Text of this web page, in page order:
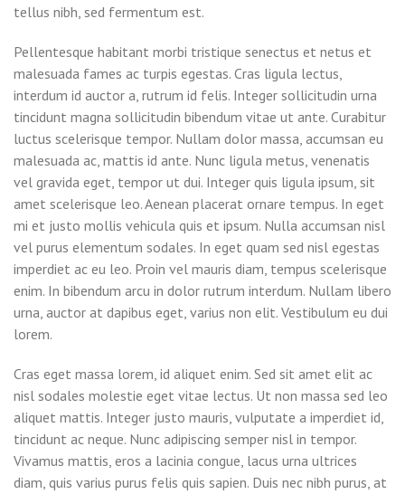
tellus nibh, sed fermentum est.
Pellentesque habitant morbi tristique senectus et netus et
malesuada fames ac turpis egestas. Cras ligula lectus,
interdum id auctor a, rutrum id felis. Integer sollicitudin urna
tincidunt magna sollicitudin bibendum vitae ut ante. Curabitur
luctus scelerisque tempor. Nullam dolor massa, accumsan eu
malesuada ac, mattis id ante. Nunc ligula metus, venenatis
vel gravida eget, tempor ut dui. Integer quis ligula ipsum, sit
amet scelerisque leo. Aenean placerat ornare tempus. In eget
mi et justo mollis vehicula quis et ipsum. Nulla accumsan nisl
vel purus elementum sodales. In eget quam sed nisl egestas
imperdiet ac eu leo. Proin vel mauris diam, tempus scelerisque
enim. In bibendum arcu in dolor rutrum interdum. Nullam libero
urna, auctor at dapibus eget, varius non elit. Vestibulum eu dui
lorem.
Cras eget massa lorem, id aliquet enim. Sed sit amet elit ac
nisl sodales molestie eget vitae lectus. Ut non massa sed leo
aliquet mattis. Integer justo mauris, vulputate a imperdiet id,
tincidunt ac neque. Nunc adipiscing semper nisl in tempor.
Vivamus mattis, eros a lacinia congue, lacus urna ultrices
diam, quis varius purus felis quis sapien. Duis nec nibh purus, at